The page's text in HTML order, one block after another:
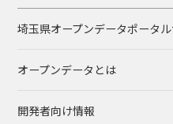
埼玉県オープンデータポータ
オープンデータとは
開発者向け情報